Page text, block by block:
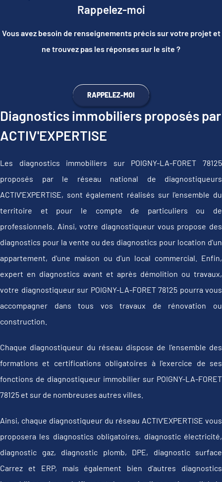
Rappelez-moi
Vous avez besoin de renseignements précis sur votre projet et
ne trouvez pas les réponses sur le site ?
RAPPELEZ-MOI
Diagnostics immobiliers proposés par
ACTIV'EXPERTISE
Les diagnostics immobiliers sur POIGNY-LA-FORET 78125
proposés par le réseau national de diagnostiqueurs
ACTIV'EXPERTISE, sont également réalisés sur l'ensemble du
territoire et pour le compte de particuliers ou de
professionnels. Ainsi, votre diagnostiqueur vous propose des
diagnostics pour la vente ou des diagnostics pour location d'un
appartement, d'une maison ou d'un local commercial. Enfin,
expert en diagnostics avant et après démolition ou travaux,
votre diagnostiqueur sur POIGNY-LA-FORET 78125 pourra vous
accompagner dans tous vos travaux de rénovation ou
construction.
Chaque diagnostiqueur du réseau dispose de l'ensemble des
formations et certifications obligatoires à l'exercice de ses
fonctions de diagnostiqueur immobilier sur POIGNY-LA-FORET
78125 et sur de nombreuses autres villes.
Ainsi, chaque diagnostiqueur du réseau ACTIV'EXPERTISE vous
proposera les diagnostics obligatoires, diagnostic électricité,
diagnostic gaz, diagnostic plomb, DPE, diagnostic surface
Carrez et ERP, mais également bien d'autres diagnostics